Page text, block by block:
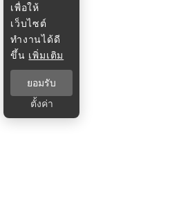
เพื่อให้
เว็บไซต์
ทำงานได้ดี
ขึ้น เพิ่มเติม
ยอมรับ
ตั้งค่า